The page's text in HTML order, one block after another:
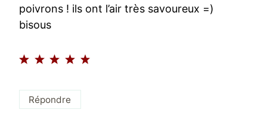
poivrons ! ils ont l’air très savoureux =)
bisous
Répondre